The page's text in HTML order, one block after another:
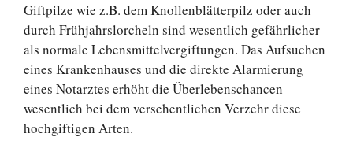
Giftpilze wie z.B. dem Knollenblätterpilz oder auch
durch Frühjahrslorcheln sind wesentlich gefährlicher
als normale Lebensmittelvergiftungen. Das Aufsuchen
eines Krankenhauses und die direkte Alarmierung
eines Notarztes erhöht die Überlebenschancen
wesentlich bei dem versehentlichen Verzehr diese
hochgiftigen Arten.